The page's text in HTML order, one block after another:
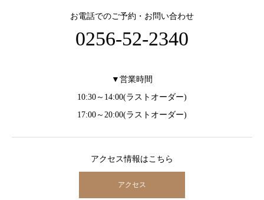
お電話でのご予約・お問い合わせ
0256-52-2340
▼営業時間
10:30～14:00(ラストオーダー)
17:00～20:00(ラストオーダー)
アクセス情報はこちら
アクセス